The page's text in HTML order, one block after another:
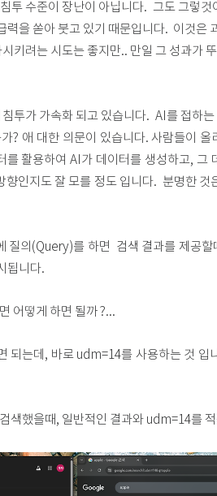
투 수준이 장난이 아닙니다. 그도 그렇
을 쏟아 붓고 있기 때문입니다. 이것은
키려는 시도는 좋지만.. 만일 그 성과가
투가 가속화 되고 있습니다. AI를 접하는
? 애 대한 의문이 있습니다. 사람들이
활용하여 AI가 데이터를 생성하고, 그
인지도 잘 모를 정도 입니다. 분명한 것
의(Query)를 하면 검색 결과를 제공할
됩니다.
어떻게 하면 될까 ?...
는데, 바로 udm=14를 사용하는 것 입
색했을때, 일반적인 결과와 udm=14를